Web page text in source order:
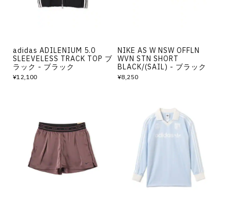
adidas ADILENIUM 5.0
SLEEVELESS TRACK TOP ブ
ラック - ブラック
¥12,100
NIKE AS W NSW OFFLN
WVN STN SHORT
BLACK/(SAIL) - ブラック
¥8,250